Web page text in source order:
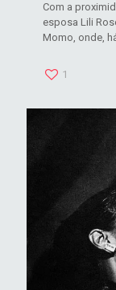
Com a
esposa Lili
Momo, onde,
1